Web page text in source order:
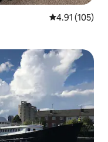
從 105 則評價
4.91 (105)